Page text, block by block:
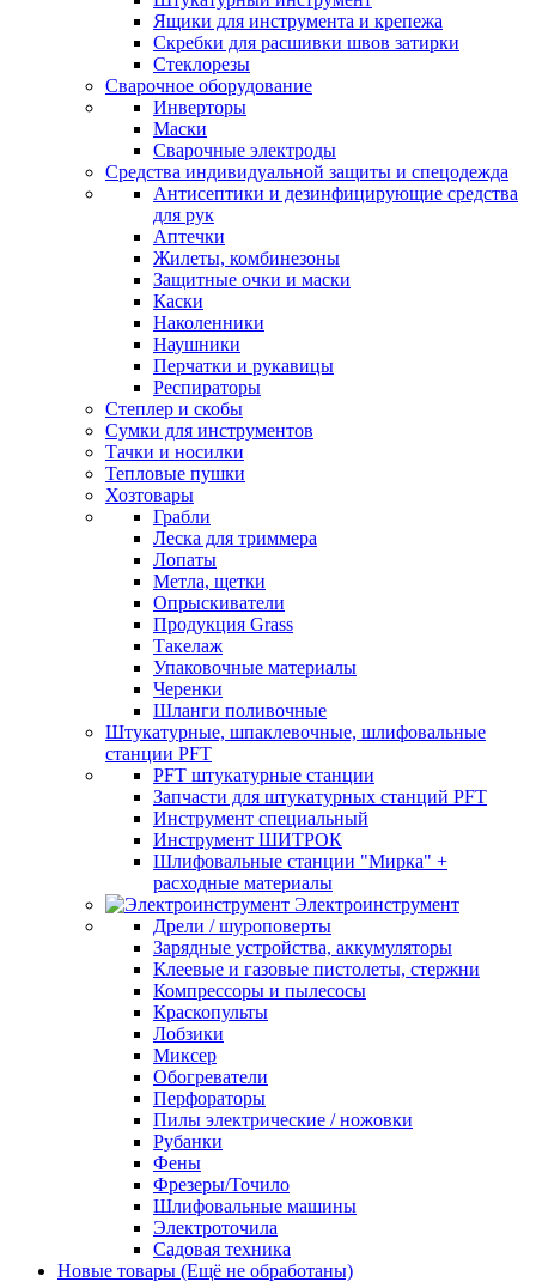
Ящики для инструмента и крепежа
Скребки для расшивки швов затирки
Стеклорезы
Сварочное оборудование
Инверторы
Маски
Сварочные электроды
Средства индивидуальной защиты и спецодежда
Антисептики и дезинфицирующие средства
для рук
Аптечки
Жилеты, комбинезоны
Защитные очки и маски
Каски
Наколенники
Наушники
Перчатки и рукавицы
Респираторы
Степлер и скобы
Сумки для инструментов
Тачки и носилки
Тепловые пушки
Хозтовары
Грабли
Леска для триммера
Лопаты
Метла, щетки
Опрыскиватели
Продукция Grass
Такелаж
Упаковочные материалы
Черенки
Шланги поливочные
Штукатурные, шпаклевочные, шлифовальные
станции PFT
PFT штукатурные станции
Запчасти для штукатурных станций PFT
Инструмент специальный
Инструмент ШИТРОК
Шлифовальные станции "Мирка" +
расходные материалы
Электроинструмент
Дрели / шуроповерты
Зарядные устройства, аккумуляторы
Клеевые и газовые пистолеты, стержни
Компрессоры и пылесосы
Краскопульты
Лобзики
Миксер
Обогреватели
Перфораторы
Пилы электрические / ножовки
Рубанки
Фены
Фрезеры/Точило
Шлифовальные машины
Электроточила
Садовая техника
Новые товары (Ещё не обработаны)